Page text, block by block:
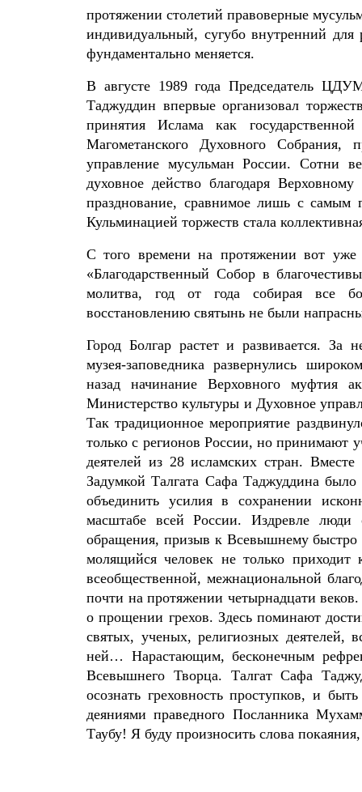
протяжении столетий правоверные
индивидуальный, сугубо внутренний
фундаментально меняется.
В августе 1989 года Председатель
Таджуддин впервые организовал
принятия Ислама как
Магометанского Духовного Собрания,
управление мусульман России. Сотни
духовное действо благодаря
празднование, сравнимое лишь с самым
Кульминацией торжеств стала
С того времени на протяжении вот
«Благодарственный Собор в
молитва, год от года собирая все
восстановлению святынь не были
Город Болгар растет и развивается. За
музея-заповедника развернулись
назад начинание Верховного муфтия
Министерство культуры и Духовное
Так традиционное мероприятие
только с регионов России, но принимают
деятелей из 28 исламских стран.
Задумкой Талгата Сафа Таджуддина
объединить усилия в сохранении
масштабе всей России. Издревле люди
обращения, призыв к Всевышнему быстро
молящийся человек не только
всеобщественной, межнациональной
почти на протяжении четырнадцати
о прощении грехов. Здесь поминают
святых, ученых, религиозных
ней… Нарастающим, бесконечным
Всевышнего Творца. Талгат Сафа
осознать греховность проступков, и
деяниями праведного Посланника
Таубу! Я буду произносить слова